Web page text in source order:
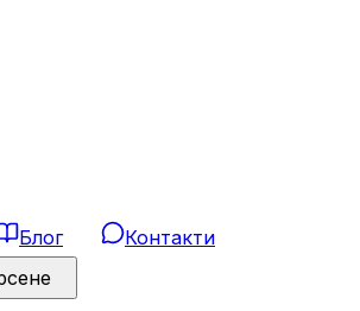
Блог
Контакти